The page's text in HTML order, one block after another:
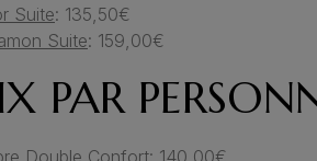
Suite: 135,50€
Suite: 159,00€
PAR